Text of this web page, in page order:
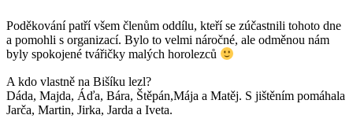
Poděkování patří všem členům oddílu, kteří se zúčastnili tohoto dne
a pomohli s organizací. Bylo to velmi náročné, ale odměnou nám
byly spokojené tvářičky malých horolezců
A kdo vlastně na Bišíku lezl?
Dáda, Majda, Áďa, Bára, Štěpán,Mája a Matěj. S jištěním pomáhala
Jarča, Martin, Jirka, Jarda a Iveta.